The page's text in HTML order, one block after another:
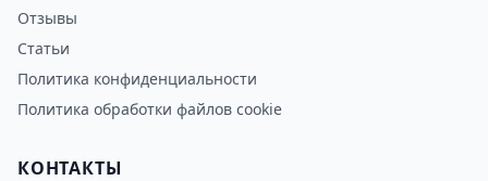
Отзывы
Статьи
Политика конфиденциальности
Политика обработки файлов cookie
КОНТАКТЫ